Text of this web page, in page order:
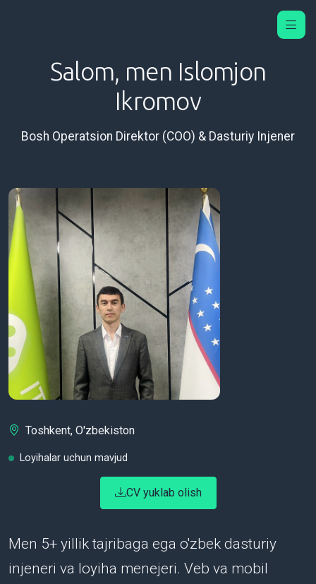
Salom, men Islomjon
Ikromov
Bosh Operatsion Direktor (COO) & Dasturiy Injener
Toshkent, O'zbekiston
Loyihalar uchun mavjud
CV yuklab olish
Men 5+ yillik tajribaga ega o'zbek dasturiy
injeneri va loyiha menejeri. Veb va mobil